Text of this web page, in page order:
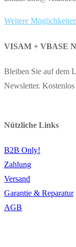
Weitere
VISAM + VBASE
Bleiben Sie auf dem
Newsletter.
Nützliche Links
B2B Only!
Zahlung
Versand
Garantie & Reparatur
AGB